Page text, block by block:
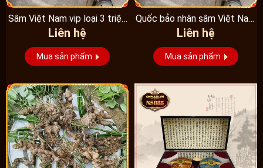
Sâm Việt Nam vip loại 3 triệu
1 kg, hàng...
Liên hệ
Mua sản phẩm
Quốc bảo nhân sâm Việt Nam
Vip 3, 15 năm...
Liên hệ
Mua sản phẩm